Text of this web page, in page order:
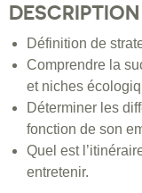
DESCRIPTION
Définition de
Comprendre la
et niches
Déterminer les
fonction de son
Quel est
entretenir.